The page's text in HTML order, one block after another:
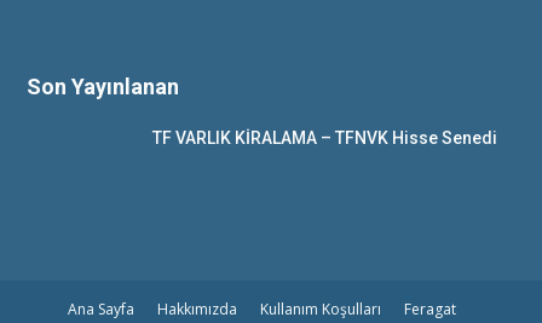
Son Yayınlanan
TF VARLIK KİRALAMA – TFNVK Hisse Senedi
Ana Sayfa Hakkımızda Kullanım Koşulları
Feragat